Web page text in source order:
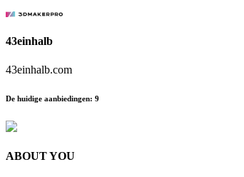
43einhalb
43einhalb.com
De huidige aanbiedingen: 9
ABOUT YOU